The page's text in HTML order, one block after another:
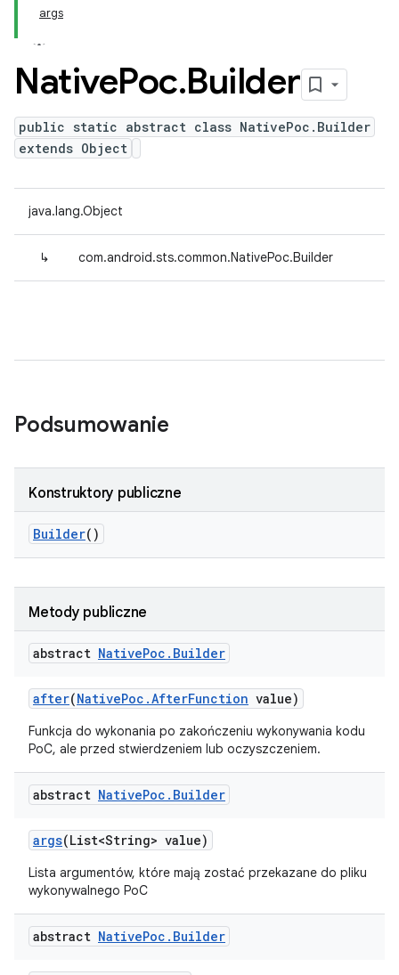
args
NativePoc.Builder
public static abstract class NativePoc.Builder
extends Object
java.lang.Object
↳ com.android.sts.common.NativePoc.Builder
Podsumowanie
Konstruktory publiczne
Builder()
Metody publiczne
abstract NativePoc . Builder
after(NativePoc .AfterFunction value)
Funkcja do wykonania po zakończeniu wykonywania kodu
PoC, ale przed stwierdzeniem lub oczyszczeniem.
abstract NativePoc . Builder
args(List<String> value)
Lista argumentów, które mają zostać przekazane do pliku
wykonywalnego PoC
abstract NativePoc . Builder